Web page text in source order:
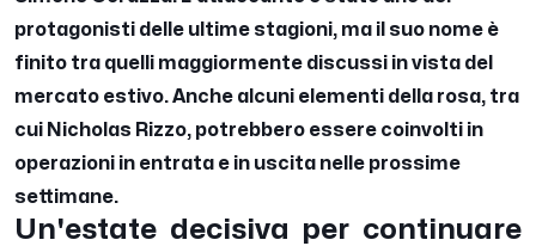
protagonisti delle ultime stagioni, ma il suo nome è
finito tra quelli maggiormente discussi in vista del
mercato estivo. Anche alcuni elementi della rosa, tra
cui Nicholas Rizzo, potrebbero essere coinvolti in
operazioni in entrata e in uscita nelle prossime
settimane.
Un'estate decisiva per continuare